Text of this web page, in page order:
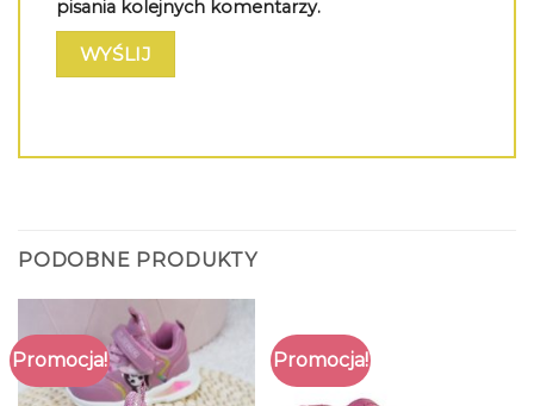
pisania kolejnych komentarzy.
PODOBNE PRODUKTY
Promocja! Promocja!